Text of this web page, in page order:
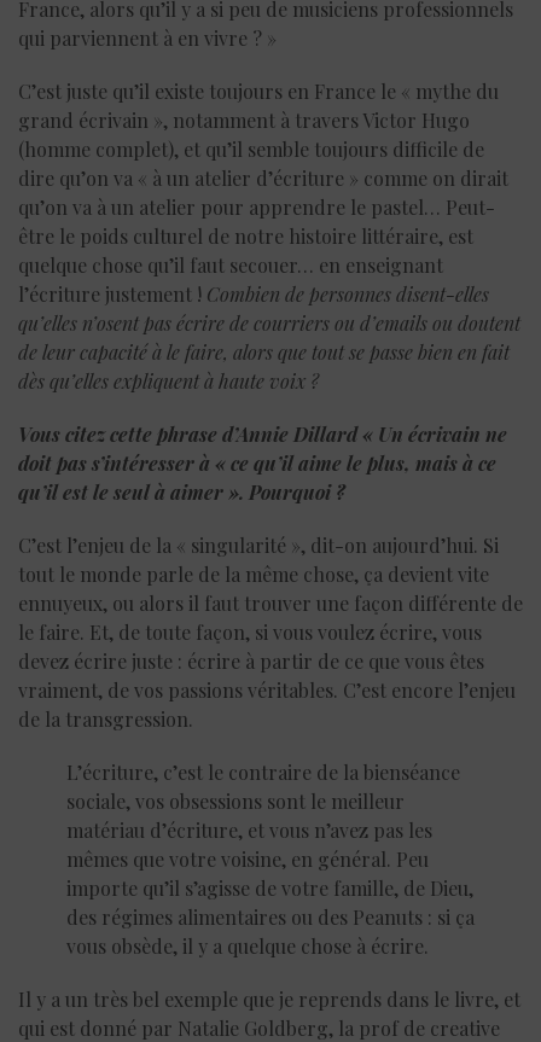
France, alors qu’il y a si peu de musiciens professionnels
qui parviennent à en vivre ? »
C’est juste qu’il existe toujours en France le « mythe du
grand écrivain », notamment à travers Victor Hugo
(homme complet), et qu’il semble toujours difficile de
dire qu’on va « à un atelier d’écriture » comme on dirait
qu’on va à un atelier pour apprendre le pastel… Peut-
être le poids culturel de notre histoire littéraire, est
quelque chose qu’il faut secouer… en enseignant
l’écriture justement ! Combien de personnes disent-elles
qu’elles n’osent pas écrire de courriers ou d’emails ou doutent
de leur capacité à le faire, alors que tout se passe bien en fait
dès qu’elles expliquent à haute voix ?
Vous citez cette phrase d’Annie Dillard « Un écrivain ne
doit pas s’intéresser à « ce qu’il aime le plus, mais à ce
qu’il est le seul à aimer ». Pourquoi ?
C’est l’enjeu de la « singularité », dit-on aujourd’hui. Si
tout le monde parle de la même chose, ça devient vite
ennuyeux, ou alors il faut trouver une façon différente de
le faire. Et, de toute façon, si vous voulez écrire, vous
devez écrire juste : écrire à partir de ce que vous êtes
vraiment, de vos passions véritables. C’est encore l’enjeu
de la transgression.
L’écriture, c’est le contraire de la bienséance
sociale, vos obsessions sont le meilleur
matériau d’écriture, et vous n’avez pas les
mêmes que votre voisine, en général. Peu
importe qu’il s’agisse de votre famille, de Dieu,
des régimes alimentaires ou des Peanuts : si ça
vous obsède, il y a quelque chose à écrire.
Il y a un très bel exemple que je reprends dans le livre, et
qui est donné par Natalie Goldberg, la prof de creative